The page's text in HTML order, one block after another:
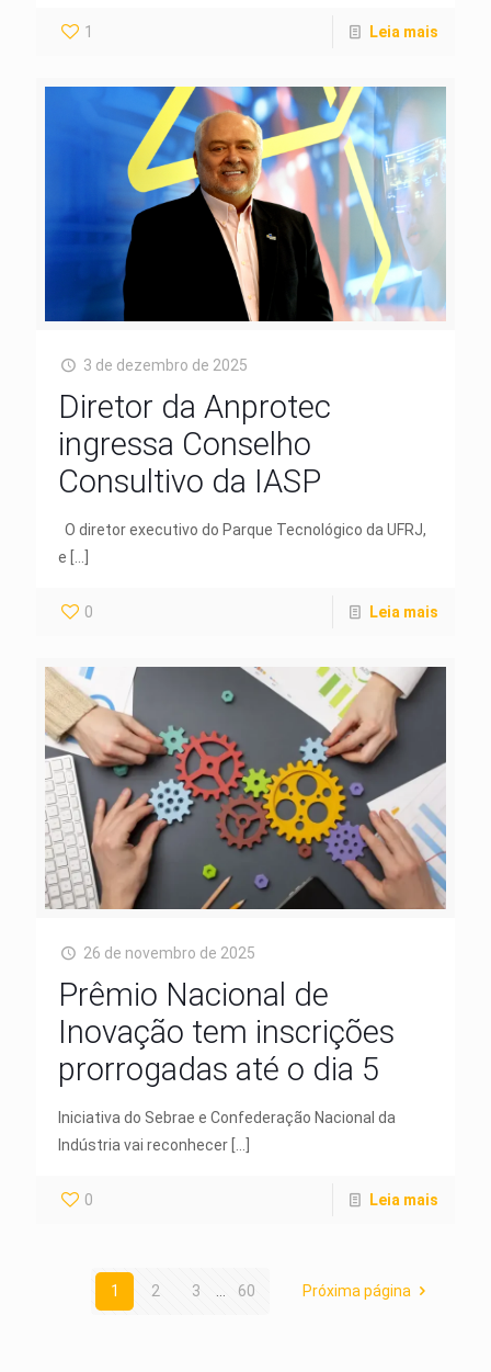
1 Leia mais
3 de dezembro de 2025
Diretor da Anprotec
ingressa Conselho
Consultivo da IASP
O diretor executivo do Parque Tecnológico da UFRJ,
e […]
0 Leia mais
26 de novembro de 2025
Prêmio Nacional de
Inovação tem inscrições
prorrogadas até o dia 5
Iniciativa do Sebrae e Confederação Nacional da
Indústria vai reconhecer […]
0 Leia mais
1 2 3 ... 60 Próxima página